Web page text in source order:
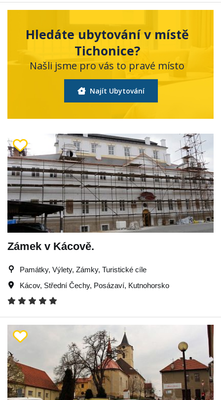
Hledáte ubytování v místě
Tichonice?
Našli jsme pro vás to pravé místo
Najít Ubytování
Zámek v Kácově.
Památky, Výlety, Zámky, Turistické cíle
Kácov, Střední Čechy, Posázaví, Kutnohorsko